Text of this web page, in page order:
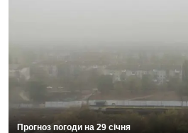
Прогноз погоди на 29 січня